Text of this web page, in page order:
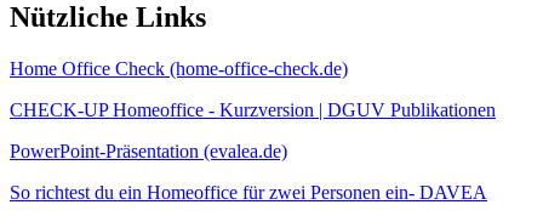
Nützliche Links
Home Office Check (home-office-check.de)
CHECK-UP Homeoffice - Kurzversion | DGUV Publikationen
PowerPoint-Präsentation (evalea.de)
So richtest du ein Homeoffice für zwei Personen ein- DAVEA